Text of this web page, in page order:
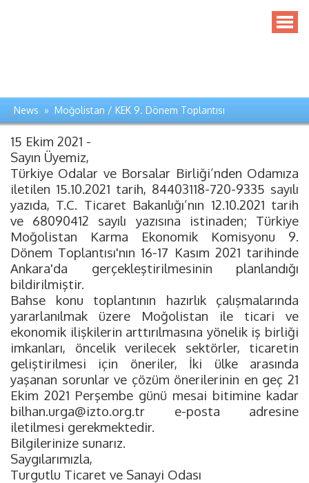
News » Moğolistan / KEK 9. Dönem Toplantısı
15 Ekim 2021 -
Sayın Üyemiz,
Türkiye Odalar ve Borsalar Birliği’nden Odamıza
iletilen 15.10.2021 tarih, 84403118-720-9335 sayılı
yazıda, T.C. Ticaret Bakanlığı’nın 12.10.2021 tarih
ve 68090412 sayılı yazısına istinaden; Türkiye
Moğolistan Karma Ekonomik Komisyonu 9.
Dönem Toplantısı'nın 16-17 Kasım 2021 tarihinde
Ankara'da gerçekleştirilmesinin planlandığı
bildirilmiştir.
Bahse konu toplantının hazırlık çalışmalarında
yararlanılmak üzere Moğolistan ile ticari ve
ekonomik ilişkilerin arttırılmasına yönelik iş birliği
imkanları, öncelik verilecek sektörler, ticaretin
geliştirilmesi için öneriler, İki ülke arasında
yaşanan sorunlar ve çözüm önerilerinin en geç 21
Ekim 2021 Perşembe günü mesai bitimine kadar
bilhan.urga@izto.org.tr e-posta adresine
iletilmesi gerekmektedir.
Bilgilerinize sunarız.
Saygılarımızla,
Turgutlu Ticaret ve Sanayi Odası